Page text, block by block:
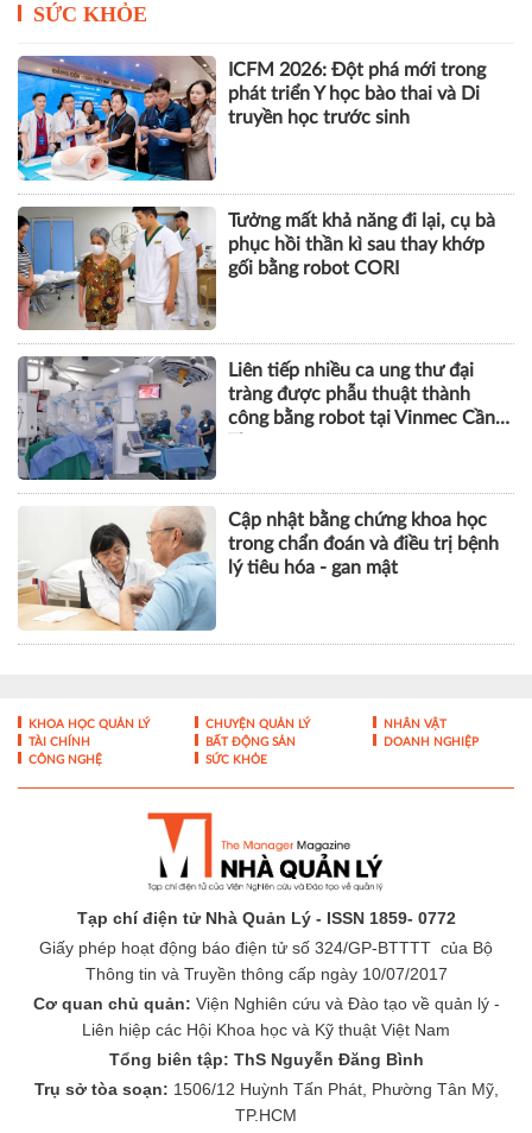
VIII
SỨC KHỎE
ICFM 2026: Đột phá mới trong
phát triển Y học bào thai và Di
truyền học trước sinh
Tưởng mất khả năng đi lại, cụ bà
phục hồi thần kì sau thay khớp
gối bằng robot CORI
Liên tiếp nhiều ca ung thư đại
tràng được phẫu thuật thành
công bằng robot tại Vinmec Cần
lý tiêu hóa - gan mật
KHOA HỌC QUẢN LÝ CHUYỆN QUẢN LÝ
NHÂN VẬT
CÔNG NGHỆ
SỨC KHỎE
Tạp chí điện tử Nhà Quản Lý - ISSN 1859- 0772
Giấy phép hoạt động báo điện tử số 324/GP-BTTTT của Bộ